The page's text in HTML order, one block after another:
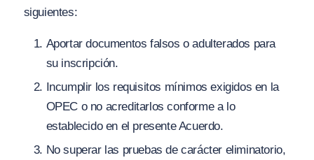
siguientes:
Aportar documentos falsos o adulterados para
su inscripción.
Incumplir los requisitos mínimos exigidos en la
OPEC o no acreditarlos conforme a lo
establecido en el presente Acuerdo.
No superar las pruebas de carácter eliminatorio,